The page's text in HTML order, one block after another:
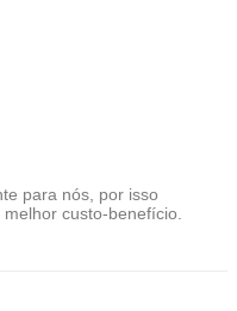
para nós, por isso
custo-benefício.